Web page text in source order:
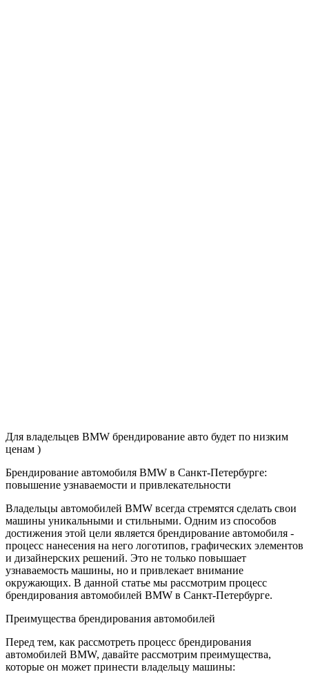
Для владельцев BMW брендирование авто будет по низким
ценам )
Брендирование автомобиля BMW в Санкт-Петербурге:
повышение узнаваемости и привлекательности
Владельцы автомобилей BMW всегда стремятся сделать свои
машины уникальными и стильными. Одним из способов
достижения этой цели является брендирование автомобиля -
процесс нанесения на него логотипов, графических элементов
и дизайнерских решений. Это не только повышает
узнаваемость машины, но и привлекает внимание
окружающих. В данной статье мы рассмотрим процесс
брендирования автомобилей BMW в Санкт-Петербурге.
Преимущества брендирования автомобилей
Перед тем, как рассмотреть процесс брендирования
автомобилей BMW, давайте рассмотрим преимущества,
которые он может принести владельцу машины: